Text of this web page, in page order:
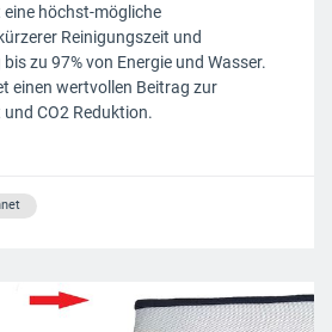
eine höchst-mögliche
Reinigungszeit und
zu 97% von Energie und Wasser.
einen wertvollen Beitrag zur
CO2 Reduktion.